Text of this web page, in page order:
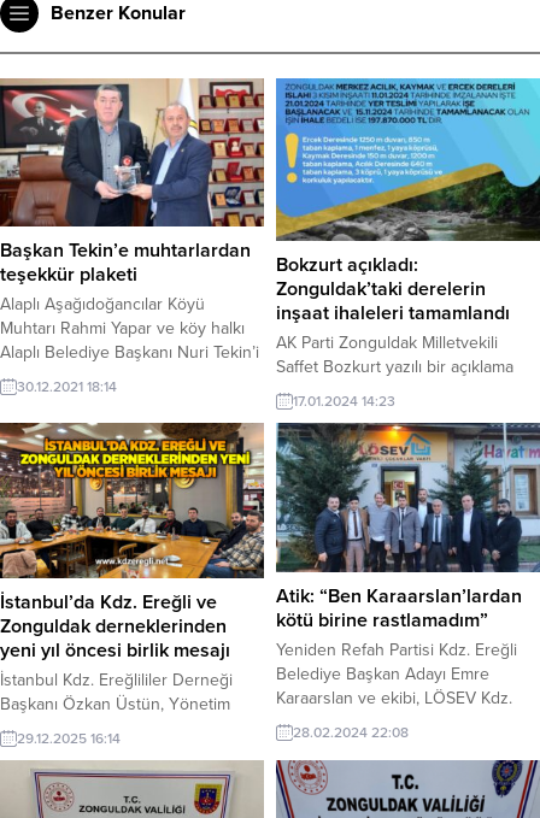
Benzer Konular
Başkan Tekin’e muhtarlardan
teşekkür plaketi
Alaplı Aşağıdoğancılar Köyü
Muhtarı Rahmi Yapar ve köy halkı
Alaplı Belediye Başkanı Nuri Tekin’i
ziyaret ederek yapılan
hizmetlerinden dolayı teşekkür
plaketi verdi.
30.12.2021 18:14
Bokzurt açıkladı:
Zonguldak’taki derelerin
inşaat ihaleleri tamamlandı
AK Parti Zonguldak Milletvekili
Saffet Bozkurt yazılı bir açıklama
yaparak; Acılık, Kaymak ve Ercek
derelerinin ıslah ve inşaat
ihalelerinin tamamlandığını belirtti.
17.01.2024 14:23
İstanbul’da Kdz. Ereğli ve
Zonguldak derneklerinden
yeni yıl öncesi birlik mesajı
İstanbul Kdz. Ereğlililer Derneği
Başkanı Özkan Üstün, Yönetim
Kurulu üyeleri; Av. Furkan Cebeci
ve Ezengin Grup’tan Hüseyin
Ezengin ile birlikte; Zonguldak
Dernekler Federasyonu Başkanı
29.12.2025 16:14
Atik: “Ben Karaarslan’lardan
kötü birine rastlamadım”
Yeniden Refah Partisi Kdz. Ereğli
Belediye Başkan Adayı Emre
Karaarslan ve ekibi, LÖSEV Kdz.
Ereğli Şube Başkanı Tarkan Atik’i
ziyaret etti.
28.02.2024 22:08